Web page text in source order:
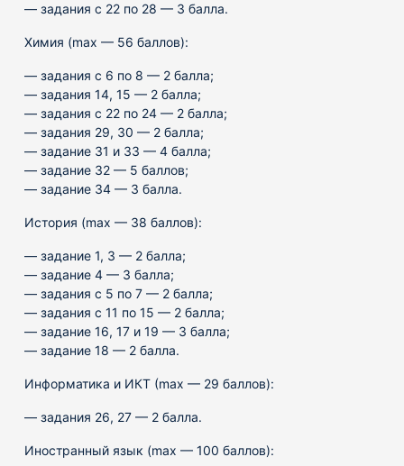
— задания с 22 по 28 — 3 балла.
Химия (max — 56 баллов):
— задания с 6 по 8 — 2 балла;
— задания 14, 15 — 2 балла;
— задания с 22 по 24 — 2 балла;
— задания 29, 30 — 2 балла;
— задание 31 и 33 — 4 балла;
— задание 32 — 5 баллов;
— задание 34 — 3 балла.
История (max — 38 баллов):
— задание 1, 3 — 2 балла;
— задание 4 — 3 балла;
— задания с 5 по 7 — 2 балла;
— задания с 11 по 15 — 2 балла;
— задание 16, 17 и 19 — 3 балла;
— задание 18 — 2 балла.
Информатика и ИКТ (max — 29 баллов):
— задания 26, 27 — 2 балла.
Иностранный язык (max — 100 баллов):